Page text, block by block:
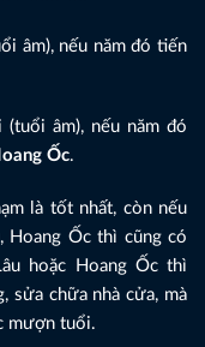
âm), nếu năm đó tiến
(tuổi âm), nếu năm đó
Ốc.
là tốt nhất, còn nếu
Hoang Ốc thì cũng có
hoặc Hoang Ốc thì
sửa chữa nhà cửa, mà
mượn tuổi.